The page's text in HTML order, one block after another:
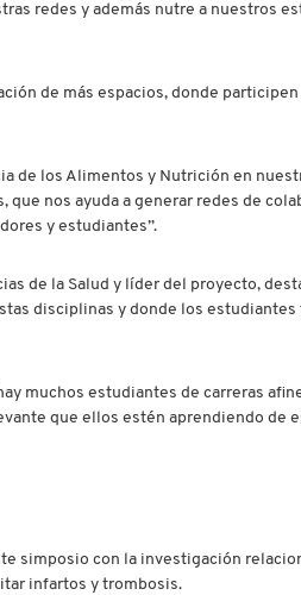
redes y además nutre a nuestros
de más espacios, donde
de los Alimentos y Nutrición en
nos ayuda a generar redes de
y estudiantes”.
de la Salud y líder del proyecto,
disciplinas y donde los
muchos estudiantes de carreras
que ellos estén aprendiendo de
simposio con la investigación
infartos y trombosis.